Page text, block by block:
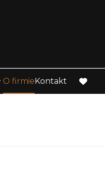
O firmieKontakt
favorite